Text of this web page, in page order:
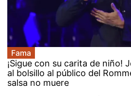
Fama
¡Sigue con su carita de niño!
al bolsillo al público del
salsa no muere